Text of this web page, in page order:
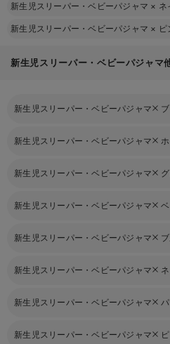
新生児スリーパー・ベビーパジャマ × ネ
新生児スリーパー・ベビーパジャマ ×
新生児スリーパー・ベビーパジャマ
新生児スリーパー・ベビーパジャマ
新生児スリーパー・ベビーパジャマ
新生児スリーパー・ベビーパジャマ
新生児スリーパー・ベビーパジャマ
新生児スリーパー・ベビーパジャマ
新生児スリーパー・ベビーパジャマ
新生児スリーパー・ベビーパジャマ
新生児スリーパー・ベビーパジャマ